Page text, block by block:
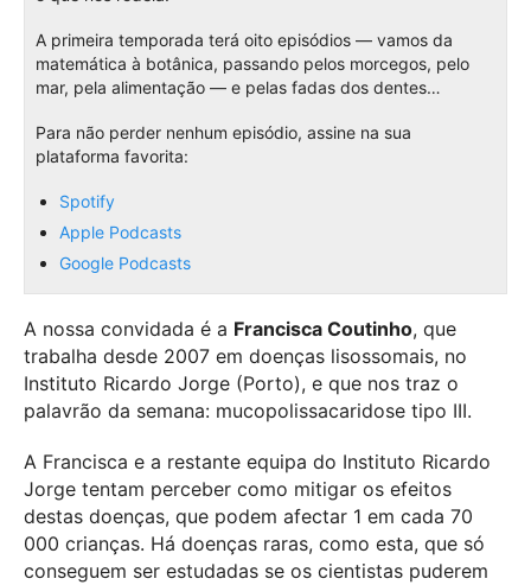
A primeira temporada terá oito episódios — vamos da
matemática à botânica, passando pelos morcegos, pelo
mar, pela alimentação — e pelas fadas dos dentes…
Para não perder nenhum episódio, assine na sua
plataforma favorita:
Spotify
Apple Podcasts
Google Podcasts
A nossa convidada é a Francisca Coutinho, que
trabalha desde 2007 em doenças lisossomais, no
Instituto Ricardo Jorge (Porto), e que nos traz o
palavrão da semana: mucopolissacaridose tipo III.
A Francisca e a restante equipa do Instituto Ricardo
Jorge tentam perceber como mitigar os efeitos
destas doenças, que podem afectar 1 em cada 70
000 crianças. Há doenças raras, como esta, que só
conseguem ser estudadas se os cientistas puderem